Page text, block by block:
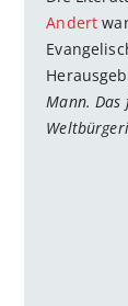
Andert
Mann. Das